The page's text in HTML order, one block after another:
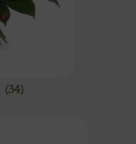
(34)